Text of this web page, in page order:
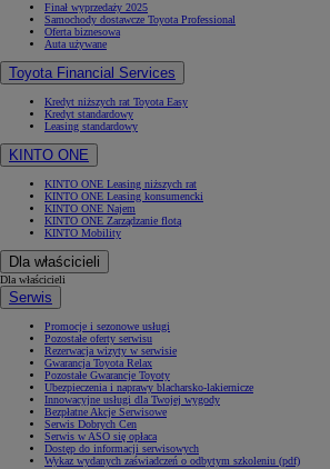
Finał wyprzedaży 2025
Samochody dostawcze Toyota Professional
Oferta biznesowa
Auta używane
Toyota Financial Services
Kredyt niższych rat Toyota Easy
Kredyt standardowy
Leasing standardowy
KINTO ONE
KINTO ONE Leasing niższych rat
KINTO ONE Leasing konsumencki
KINTO ONE Najem
KINTO ONE Zarządzanie flotą
KINTO Mobility
Dla właścicieli
Dla właścicieli
Serwis
Promocje i sezonowe usługi
Pozostałe oferty serwisu
Rezerwacja wizyty w serwisie
Gwarancja Toyota Relax
Pozostałe Gwarancje Toyoty
Ubezpieczenia i naprawy blacharsko-lakiernicze
Innowacyjne usługi dla Twojej wygody
Bezpłatne Akcje Serwisowe
Serwis Dobrych Cen
Serwis w ASO się opłaca
Dostęp do informacji serwisowych
Wykaz wydanych zaświadczeń o odbytym szkoleniu (pdf)